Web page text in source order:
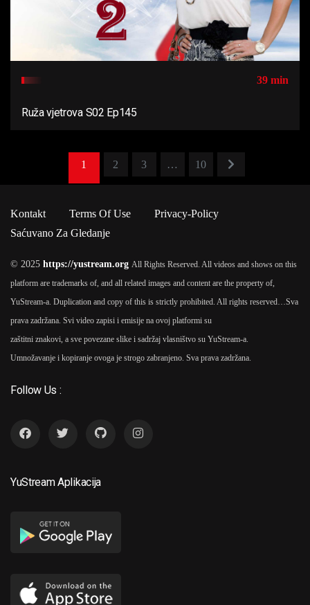
39 min
Ruža vjetrova S02 Ep145
1 2 3 … 10
Kontakt Terms Of Use
Privacy-Policy
Saćuvano Za Gledanje
© 2025 https://yustream.org All Rights Reserved. All videos and shows on this
platform are trademarks of, and all related images and content are the property of,
YuStream-a. Duplication and copy of this is strictly prohibited. All rights reserved… Sva
prava zadržana. Svi video zapisi i emisije na ovoj platformi su
zaštitni znakovi, a sve povezane slike i sadržaj vlasništvo su YuStream-a.
Umnožavanje i kopiranje ovoga je strogo zabranjeno. Sva prava zadržana.
Follow Us :
YuStream Aplikacija